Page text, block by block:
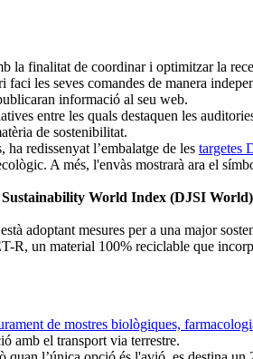
la finalitat de coordinar i optimitzar la
les seves comandes de manera
informació al seu web.
entre les quals destaquen les
de sostenibilitat.
redissenyat l’embalatge de les targetes
A més, l'envàs mostrarà ara el
Sustainability World Index (DJSI World)
adoptant mesures per a una major
R, un material 100% reciclable que
de mostres biològiques,
amb el transport via terrestre.